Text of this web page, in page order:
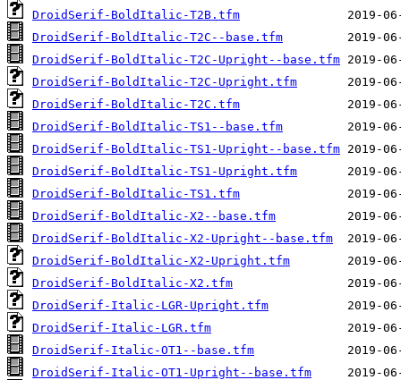
DroidSerif-BoldItalic-T2B.tfm
DroidSerif-BoldItalic-T2C--base.tfm
DroidSerif-BoldItalic-T2C-Upright--base.tfm
DroidSerif-BoldItalic-T2C-Upright.tfm
DroidSerif-BoldItalic-T2C.tfm
DroidSerif-BoldItalic-TS1--base.tfm
DroidSerif-BoldItalic-TS1-Upright--base.tfm
DroidSerif-BoldItalic-TS1-Upright.tfm
DroidSerif-BoldItalic-TS1.tfm
DroidSerif-BoldItalic-X2--base.tfm
DroidSerif-BoldItalic-X2-Upright--base.tfm
DroidSerif-BoldItalic-X2-Upright.tfm
DroidSerif-BoldItalic-X2.tfm
DroidSerif-Italic-LGR-Upright.tfm
DroidSerif-Italic-LGR.tfm
DroidSerif-Italic-OT1--base.tfm
DroidSerif-Italic-OT1-Upright--base.tfm